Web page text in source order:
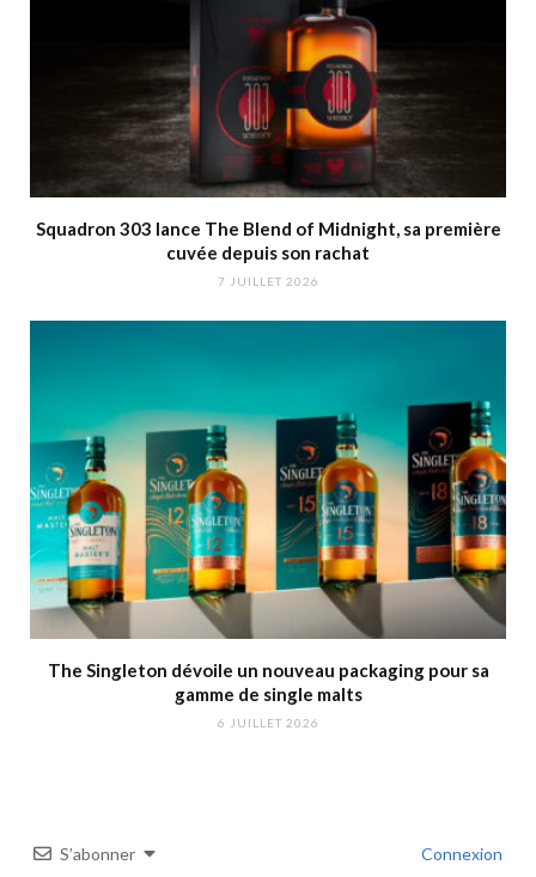
Squadron 303 lance The Blend of Midnight, sa première
cuvée depuis son rachat
7 JUILLET 2026
The Singleton dévoile un nouveau packaging pour sa
gamme de single malts
6 JUILLET 2026
S’abonner Connexion